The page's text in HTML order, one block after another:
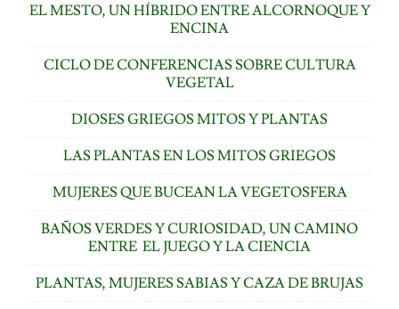
EL MESTO, UN HÍBRIDO ENTRE ALCORNOQUE Y
ENCINA
CICLO DE CONFERENCIAS SOBRE CULTURA
VEGETAL
DIOSES GRIEGOS MITOS Y PLANTAS
LAS PLANTAS EN LOS MITOS GRIEGOS
MUJERES QUE BUCEAN LA VEGETOSFERA
BAÑOS VERDES Y CURIOSIDAD, UN CAMINO
ENTRE EL JUEGO Y LA CIENCIA
PLANTAS, MUJERES SABIAS Y CAZA DE BRUJAS